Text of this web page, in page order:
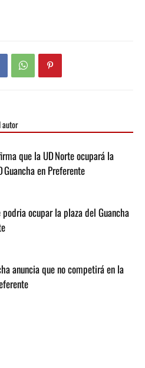
autor
que la UD Norte ocupará la
Guancha en Preferente
podria ocupar la plaza del Guancha
anuncia que no competirá en la